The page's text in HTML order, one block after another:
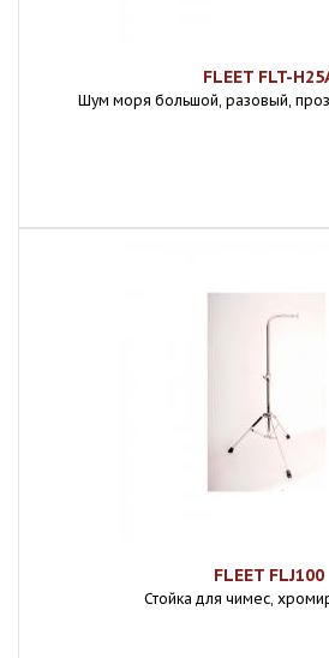
FLEET FLT-
Шум моря большой, разовый,
FLEET FLJ100
Стойка для чимес,